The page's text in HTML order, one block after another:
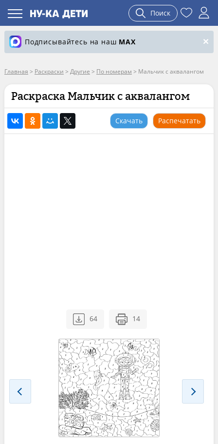
Поиск
Подписывайтесь на наш MAX
Главная > Раскраски > Другие > По номерам > Мальчик с аквалангом
Раскраска Мальчик с аквалангом
Скачать Распечатать
64 14